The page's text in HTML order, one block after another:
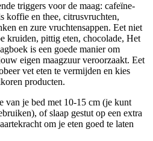
triggers voor de maag: cafeïne-
koffie en thee, citrusvruchten,
en zure vruchtensappen. Eet niet
kruiden, pittig eten, chocolade, Het
is een goede manier om
eigen maagzuur veroorzaakt. Eet
vet eten te vermijden en kies
producten.
van je bed met 10-15 cm (je kunt
of slaap gestut op een extra
om je eten goed te laten